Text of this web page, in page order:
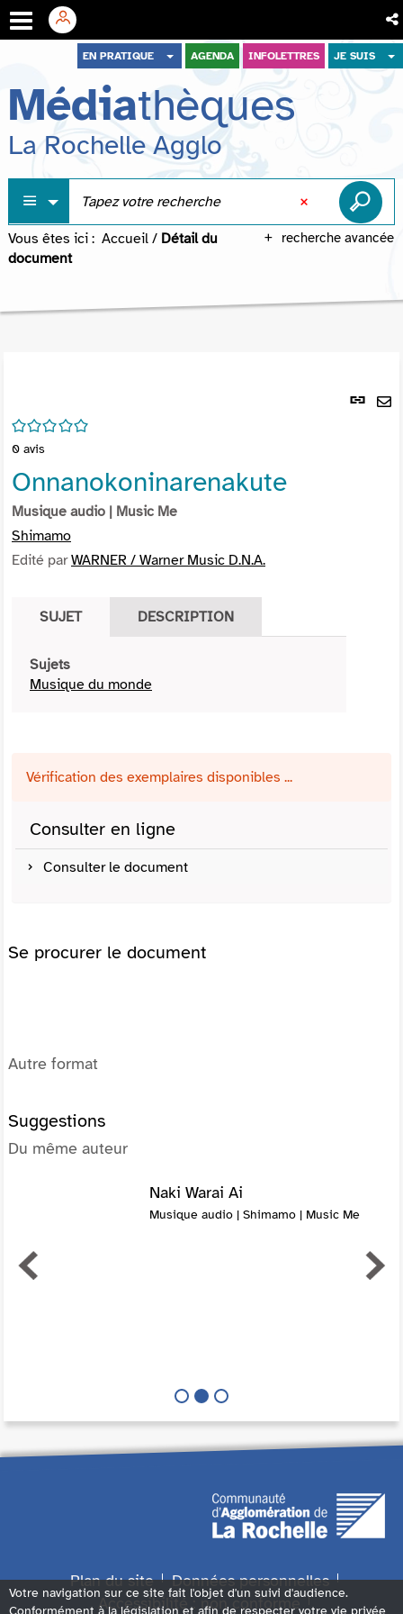
menu
contenu
recherche
EN PRATIQUE AGENDA INFOLETTRES JE SUIS
Médiathèques
La Rochelle Agglo
recherche avancée
Vous êtes ici : Accueil / Détail du
document
Lien
/5
0 avis
Onnanokoninarenakute
Musique audio | Music Me
Shimamo
Edité parWARNER / Warner Music D.N.A.
SUJET DESCRIPTION
Sujets
Musique du monde
Vérification des exemplaires disponibles ...
Consulter en ligne
Consulter le document
Se procurer le document
Autre format
Suggestions
Du même auteur
Naki Warai Ai
Musique audio | Shimamo | Music Me
Plan du site
Données personnelles
Accessibilité : non conforme
Votre navigation sur ce site fait l'objet d'un suivi d'audience.
Conformément à la législation et afin de respecter votre vie privée,